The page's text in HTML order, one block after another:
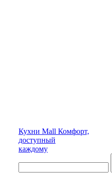
Кухни Mall Комфорт,
доступный
каждому